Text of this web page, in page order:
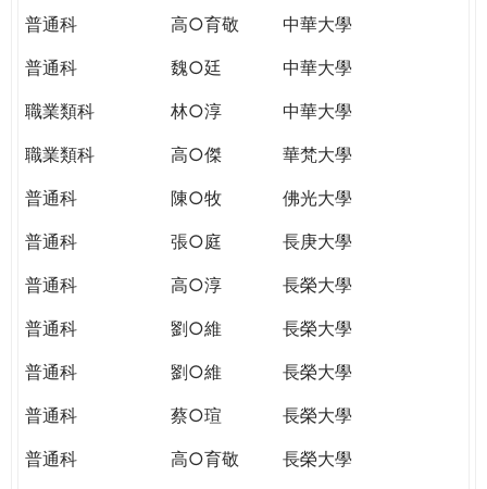
普通科
高○育敬
中華大學
普通科
魏○廷
中華大學
職業類科
林○淳
中華大學
職業類科
高○傑
華梵大學
普通科
陳○牧
佛光大學
普通科
張○庭
長庚大學
普通科
高○淳
長榮大學
普通科
劉○維
長榮大學
普通科
劉○維
長榮大學
普通科
蔡○瑄
長榮大學
普通科
高○育敬
長榮大學